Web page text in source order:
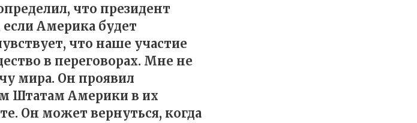
что президент
Америка будет
что наше участие
в переговорах. Мне не
мира. Он проявил
Штатам Америки в их
Он может вернуться, когда